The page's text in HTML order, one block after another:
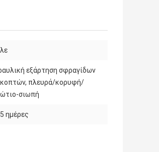
εξάρτηση σφραγίδων
πλευρά/κορυφή/
σιωπή
ημέρες